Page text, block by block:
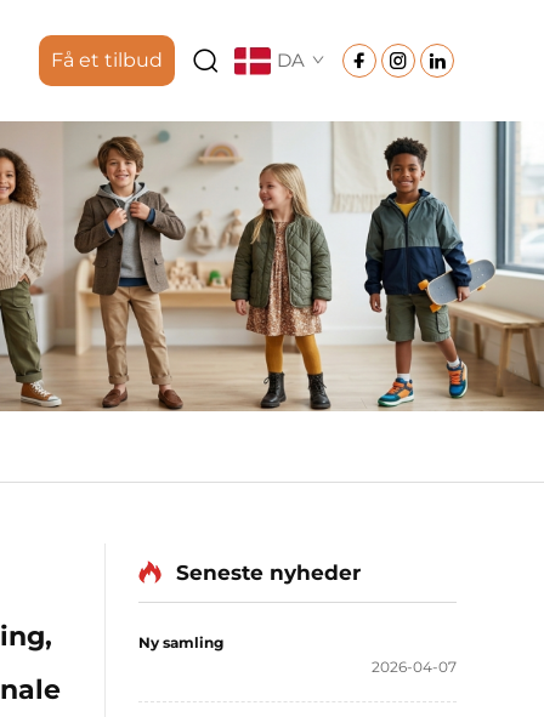
Få et tilbud DA
Seneste nyheder
Ny samling
2026-04-07